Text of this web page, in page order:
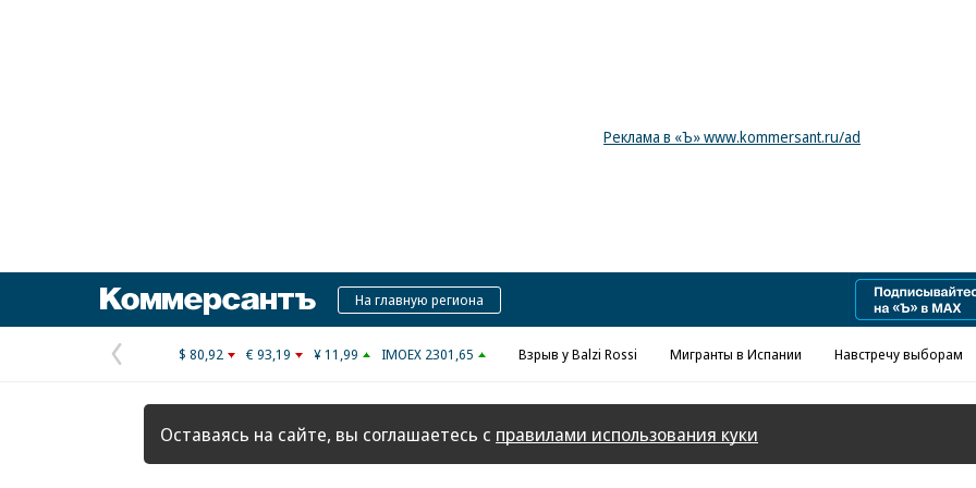
Реклама в «Ъ» www.kommersant.ru/ad
КоммерсантъНа главную региона
Предыдущая
страница
$ 80,92 € 93,19 ¥ 11,99 IMOEX 2301,65 Взрыв у Balzi Rossi Мигранты в Испании Навстречу выборам
Оставаясь на сайте, вы соглашаетесь с правилами использования куки